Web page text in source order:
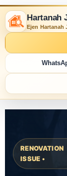
Hartanah
Ejen Hartanah
RENOVATION
ISSUE •